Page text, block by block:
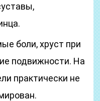
боли, хруст при
подвижности. На
практически не